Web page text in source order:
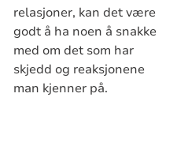
relasjoner, kan det være
godt å ha noen å snakke
med om det som har
skjedd og reaksjonene
man kjenner på.